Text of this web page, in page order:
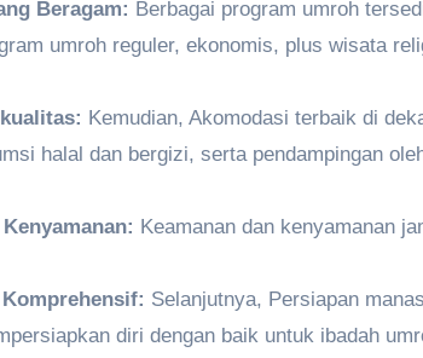
Beragam: Berbagai program umroh
umroh reguler, ekonomis, plus wisata
Kemudian, Akomodasi terbaik di
halal dan bergizi, serta pendampingan
Keamanan dan kenyamanan
Selanjutnya, Persiapan
diri dengan baik untuk ibadah